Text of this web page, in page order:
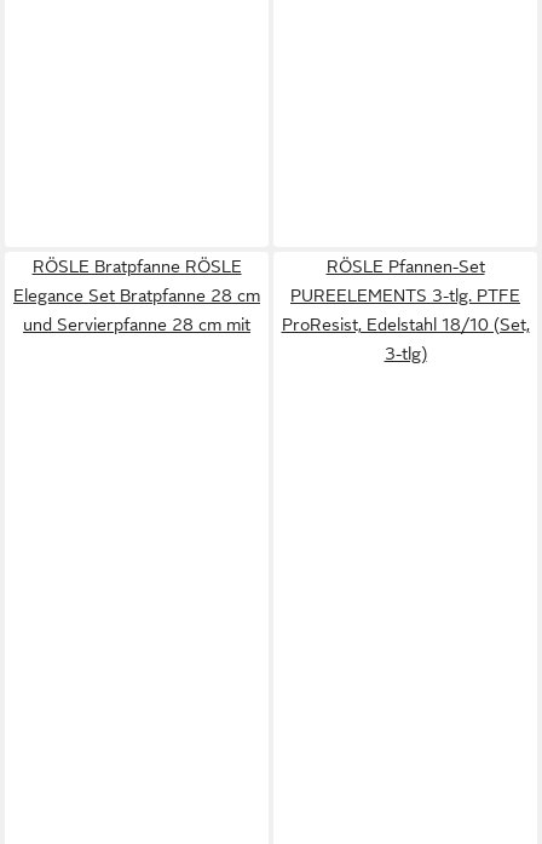
RÖSLE Bratpfanne RÖSLE
Elegance Set Bratpfanne 28 cm
und Servierpfanne 28 cm mit
RÖSLE Pfannen-Set
PUREELEMENTS 3-tlg. PTFE
ProResist, Edelstahl 18/10 (Set,
3-tlg)